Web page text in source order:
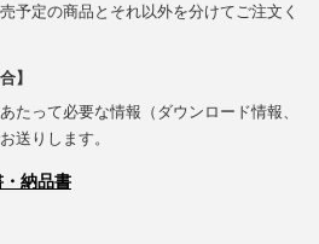
予定の商品とそれ以外を分けてご注文く
】
たって必要な情報（ダウンロード情報、
送りします。
納品書